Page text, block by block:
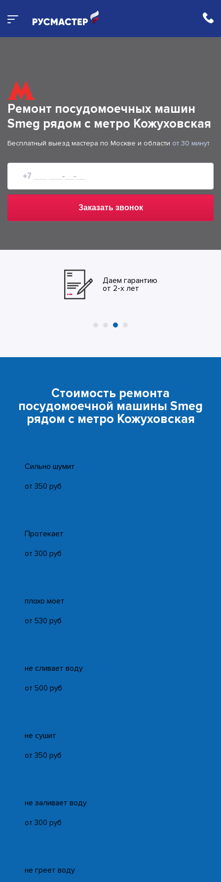
Ремонт посудомоечных машин
Smeg рядом с метро Кожуховская
Бесплатный выезд мастера по Москве и области от 30 минут
Заказать звонок
Даем гарантию
от 2-х лет
Стоимость ремонта
посудомоечной машины Smeg
рядом с метро Кожуховская
Cильно шумит
от 350 руб
Протекает
от 300 руб
плохо моет
от 530 руб
не сливает воду
от 500 руб
не сушит
от 350 руб
не заливает воду
от 300 руб
не греет воду